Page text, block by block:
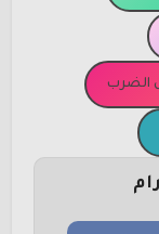
الضرب